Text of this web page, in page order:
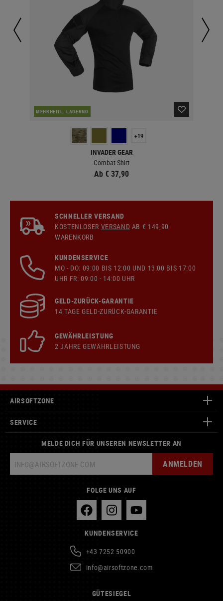
MEHRHEITL. LAGERND
+19
INVADER GEAR
Combat Shirt
Ab € 37,90
SCHNELLER VERSAND
KOSTENLOSER VERSAND AB € 149,90
WARENKORB
KUNDENSERVICE
MO - DO: 09:00 BIS 12:00 UND 13:00 BIS 17:00
UHR FR: 09:00 - 14:00 UHR
GELD-ZURÜCK-GARANTIE
14 TAGE GELD-ZURÜCK-GARANTIE
GEWÄHRLEISTUNG
2 JAHRE GEWÄHRLEISTUNG
AIRSOFTZONE
SERVICE
MELDE DICH FÜR UNSEREN NEWSLETTER AN
ANMELDEN
FOLGE UNS AUF
KUNDENSERVICE
+43 7252 50900
info@airsoftzone.com
GÜTESIEGEL